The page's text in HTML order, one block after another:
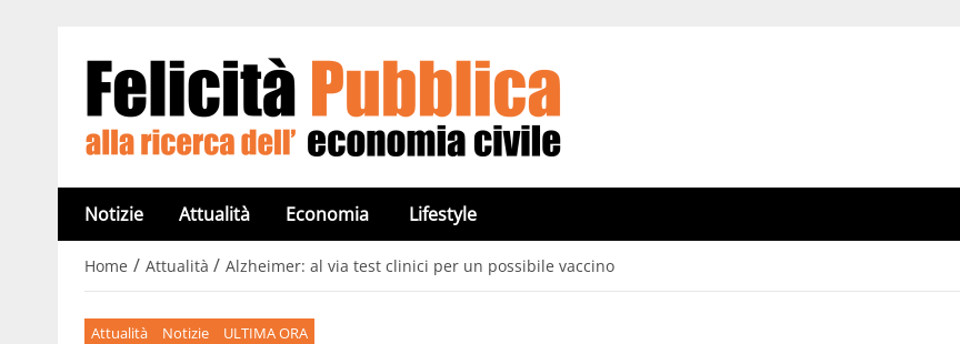
Notizie Attualità Economia Lifestyle
Home / Attualità / Alzheimer: al via test clinici per un possibile vaccino
Attualità Notizie ULTIMA ORA